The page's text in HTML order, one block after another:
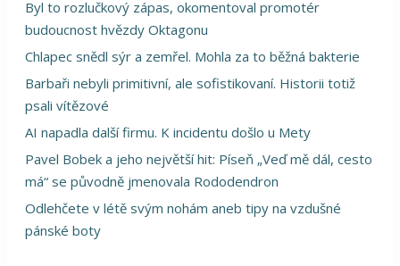
Byl to rozlučkový zápas, okomentoval promotér
budoucnost hvězdy Oktagonu
Chlapec snědl sýr a zemřel. Mohla za to běžná bakterie
Barbaři nebyli primitivní, ale sofistikovaní. Historii totiž
psali vítězové
AI napadla další firmu. K incidentu došlo u Mety
Pavel Bobek a jeho největší hit: Píseň „Veď mě dál, cesto
má“ se původně jmenovala Rododendron
Odlehčete v létě svým nohám aneb tipy na vzdušné
pánské boty